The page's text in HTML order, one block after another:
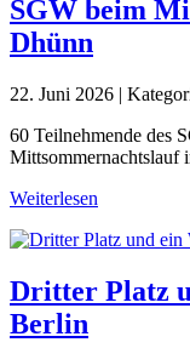
SGW beim
Dhünn
22. Juni 2026 |
60 Teilnehmende des
Mittsommernachtslauf
Weiterlesen
Dritter Platz
Berlin